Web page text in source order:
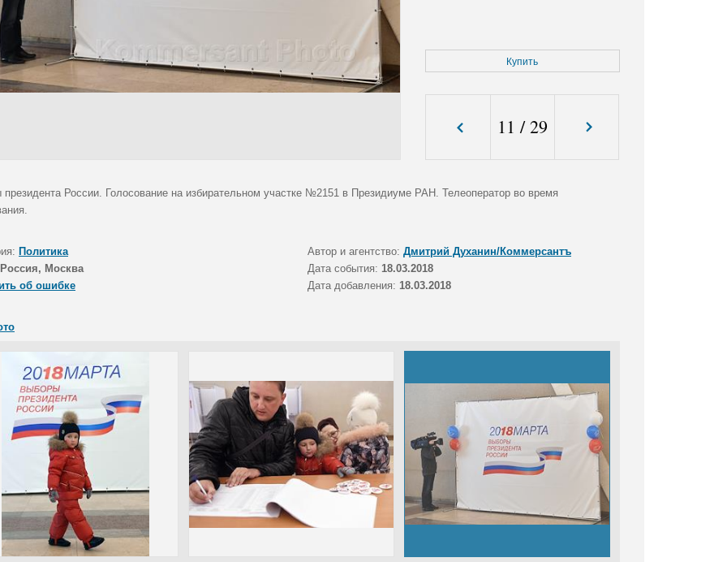
Купить
11 /29
президента России. Голосование на избирательном участке №2151 в Президиуме РАН. Телеоператор во время
Политика Автор и агентство: Дмитрий Духанин/Коммерсантъ
Россия, Москва Дата события: 18.03.2018
об ошибке
Дата добавления: 18.03.2018